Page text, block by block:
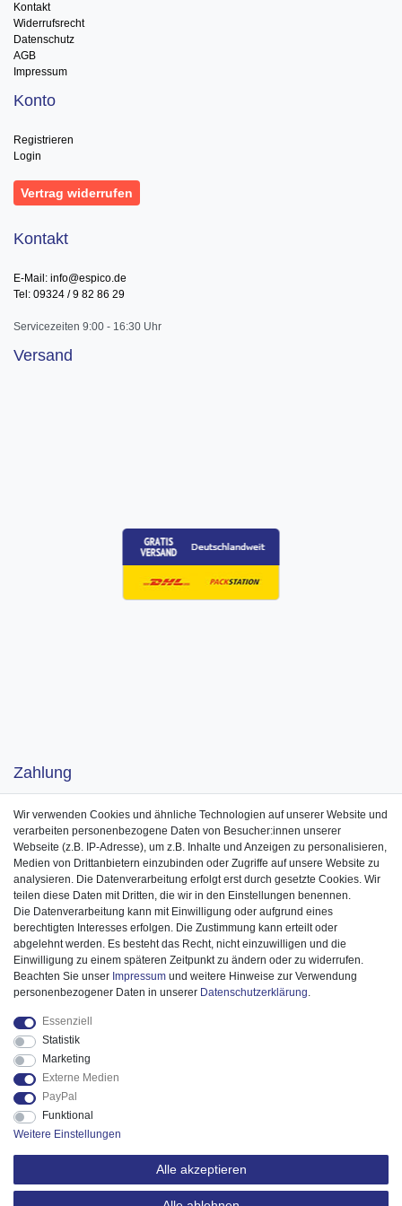
Kontakt
Widerrufsrecht
Datenschutz
AGB
Impressum
Konto
Registrieren
Login
Vertrag widerrufen
Kontakt
E-Mail: info@espico.de
Tel: 09324 / 9 82 86 29
Servicezeiten 9:00 - 16:30 Uhr
Versand
Zahlung
Wir verwenden Cookies und ähnliche Technologien auf unserer Website und
verarbeiten personenbezogene Daten von Besucher:innen unserer
Webseite (z.B. IP-Adresse), um z.B. Inhalte und Anzeigen zu personalisieren,
Medien von Drittanbietern einzubinden oder Zugriffe auf unsere Website zu
analysieren. Die Datenverarbeitung erfolgt erst durch gesetzte Cookies. Wir
teilen diese Daten mit Dritten, die wir in den Einstellungen benennen.
Die Datenverarbeitung kann mit Einwilligung oder aufgrund eines
berechtigten Interesses erfolgen. Die Zustimmung kann erteilt oder
abgelehnt werden. Es besteht das Recht, nicht einzuwilligen und die
Einwilligung zu einem späteren Zeitpunkt zu ändern oder zu widerrufen.
Beachten Sie unser Impressum und weitere Hinweise zur Verwendung
personenbezogener Daten in unserer Daten­schutz­erklärung.
Essenziell
Statistik
Marketing
Externe Medien
PayPal
Funktional
Weitere Einstellungen
Alle akzeptieren